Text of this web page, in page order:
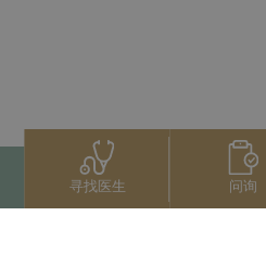
寻找医生 问询